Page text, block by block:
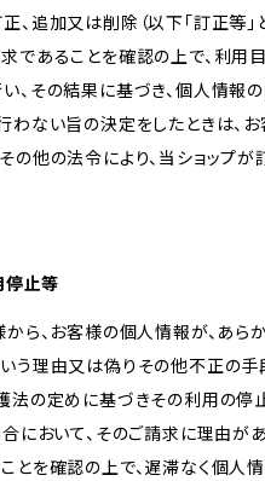
、追加又は削除（以下「訂正等」
であることを確認の上で、利用
、その結果に基づき、個人情報
わない旨の決定をしたときは、お
の他の法令により、当ショップ
停止等
から、お客様の個人情報が、あ
う理由又は偽りその他不正の
法の定めに基づきその利用の停
合において、そのご請求に理由
とを確認の上で、遅滞なく個人